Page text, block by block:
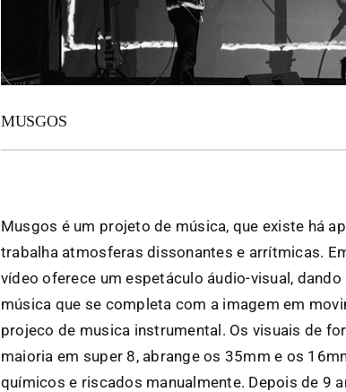
MUSGOS
Musgos é um projeto de música, que existe há
trabalha atmosferas dissonantes e arrítmicas.
vídeo oferece um espetáculo áudio-visual,
música que se completa com a imagem em
projeco de musica instrumental. Os visuais de
maioria em super 8, abrange os 35mm e os
químicos e riscados manualmente. Depois de 9